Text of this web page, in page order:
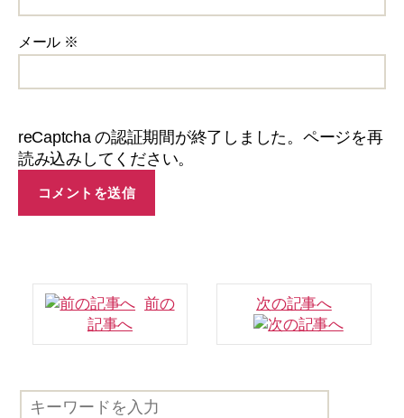
メール ※
reCaptcha の認証期間が終了しました。ページを再
読み込みしてください。
前の
記事へ
次の記事へ